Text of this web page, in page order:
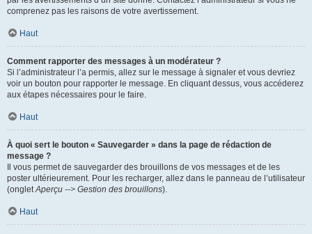
comprenez pas les raisons de votre avertissement.
Haut
Comment rapporter des messages à un modérateur ?
Si l’administrateur l’a permis, allez sur le message à signaler et vous devriez
voir un bouton pour rapporter le message. En cliquant dessus, vous accéderez
aux étapes nécessaires pour le faire.
Haut
À quoi sert le bouton « Sauvegarder » dans la page de rédaction de
message ?
Il vous permet de sauvegarder des brouillons de vos messages et de les
poster ultérieurement. Pour les recharger, allez dans le panneau de l’utilisateur
(ongletAperçu --> Gestion des brouillons).
Haut